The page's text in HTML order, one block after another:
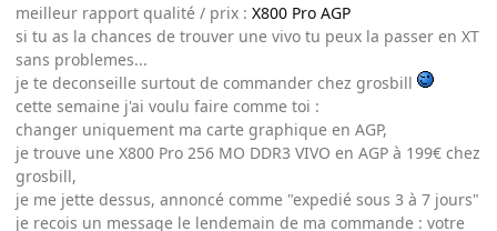
meilleur rapport qualité / prix : X800 Pro AGP
si tu as la chances de trouver une vivo tu peux la passer en XT
sans problemes...
je te deconseille surtout de commander chez grosbill
cette semaine j'ai voulu faire comme toi :
changer uniquement ma carte graphique en AGP,
je trouve une X800 Pro 256 MO DDR3 VIVO en AGP à 199€ chez
grosbill,
je me jette dessus, annoncé comme "expedié sous 3 à 7 jours"
je recois un message le lendemain de ma commande : votre